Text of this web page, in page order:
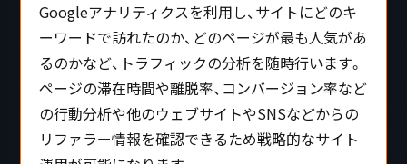
Googleアナリティクスを利用し、サイトにどのキ
ーワードで訪れたのか、どのページが最も人気があ
るのかなど、トラフィックの分析を随時行います。
ページの滞在時間や離脱率、コンバージョン率など
の行動分析や他のウェブサイトやSNSなどからの
リファラー情報を確認できるため戦略的なサイト